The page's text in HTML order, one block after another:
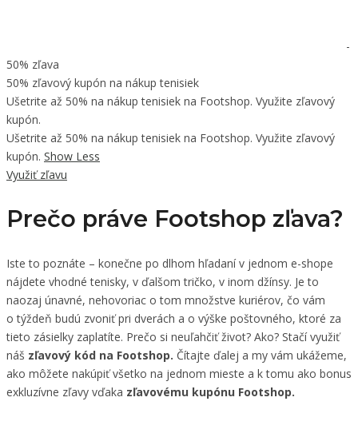
-
50% zľava
50% zľavový kupón na nákup tenisiek
Ušetrite až 50% na nákup tenisiek na Footshop. Využite zľavový
kupón.
Ušetrite až 50% na nákup tenisiek na Footshop. Využite zľavový
kupón. Show Less
Využiť zľavu
Prečo práve Footshop zľava?
Iste to poznáte – konečne po dlhom hľadaní v jednom e-shope
nájdete vhodné tenisky, v ďalšom tričko, v inom džínsy. Je to
naozaj únavné, nehovoriac o tom množstve kuriérov, čo vám
o týždeň budú zvoniť pri dverách a o výške poštovného, ktoré za
tieto zásielky zaplatíte. Prečo si neuľahčiť život? Ako? Stačí využiť
náš zľavový kód na Footshop. Čítajte ďalej a my vám ukážeme,
ako môžete nakúpiť všetko na jednom mieste a k tomu ako bonus
exkluzívne zľavy vďaka zľavovému kupónu Footshop.